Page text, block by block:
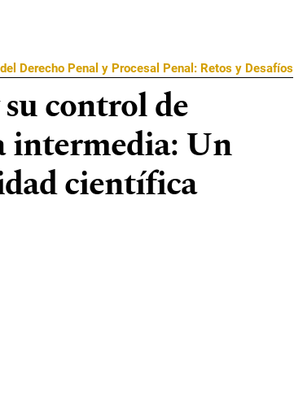
Derecho Penal y Procesal Penal: Retos y Desafíos
control de
intermedia: Un
científica